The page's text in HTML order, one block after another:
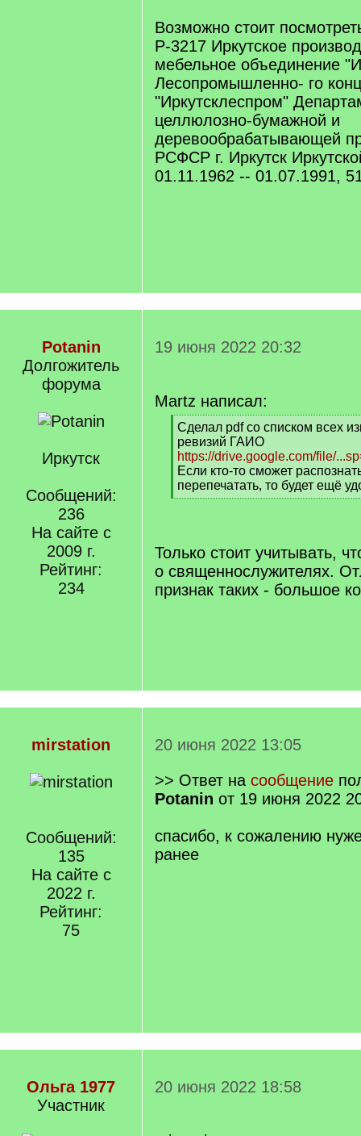
Возможно стоит
Р-3217 Иркутское
мебельное объединение
Лесопромышленно- го
"Иркутсклеспром"
целлюлозно-бумажной и
деревообрабатывающей
РСФСР г. Иркутск
01.11.1962 -- 01.07.1991,
Potanin
Долгожитель
форума
Иркутск
Сообщений:
236
На сайте с
2009 г.
Рейтинг:
234
19 июня 2022 20:32
Martz написал:
[
q
]
Сделал pdf со списком всех
ревизий ГАИО
https://drive.google.com/file/
Если кто-то сможет
перепечатать, то будет ещё
[
Только стоит учитывать,
о священнослужителях.
признак таких - большое
mirstation
Сообщений:
135
На сайте с
2022 г.
Рейтинг:
75
20 июня 2022 13:05
>> Ответ на сообщение
Potanin от 19 июня 2022
спасибо, к сожалению
ранее
Ольга 1977
Участник
20 июня 2022 18:58